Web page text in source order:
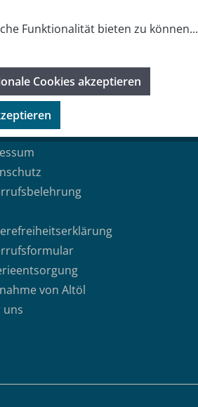
von Altöl
uns
Funktionalität bieten zu können...
Cookies akzeptieren